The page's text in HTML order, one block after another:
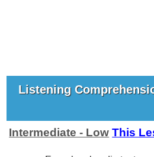
Listening
Intermediate - Low This